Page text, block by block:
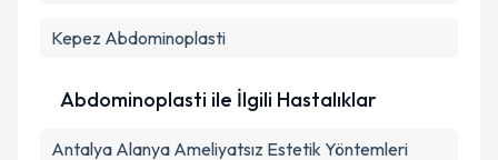
Kepez Abdominoplasti
Abdominoplasti ile İlgili Hastalıklar
Antalya Alanya Ameliyatsız Estetik Yöntemleri